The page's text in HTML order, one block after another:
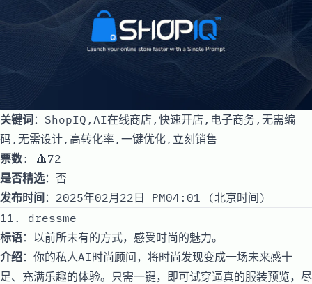
关键词：ShopIQ,AI在线商店,快速开店,电子商务,无需编
码,无需设计,高转化率,一键优化,立刻销售
票数: 🔺72
是否精选：否
发布时间 ：2025年02月22日 PM04:01 (北京时间)
11. dressme
标语：以前所未有的方式，感受时尚的魅力。
介绍：你的私人AI时尚顾问，将时尚发现变成一场未来感十
足、充满乐趣的体验。只需一键，即可试穿逼真的服装预览，尽